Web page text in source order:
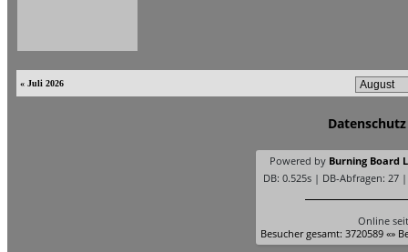
« Juli 2026
Datenschutz
Powered by Burning Board
DB: 0.525s | DB-Abfragen: 27
Online
Besucher gesamt: 3720589 «»